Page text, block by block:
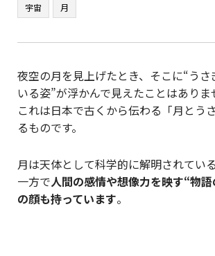
宇宙 月
夜空の月を見上げたとき、そこに“うさ
いる姿”が浮かんで見えたことはありま
これは日本で古くから伝わる「月とう
るものです。
月は天体として科学的に解明されてい
一方で人間の感情や想像力を映す“物
の顔も持っています。